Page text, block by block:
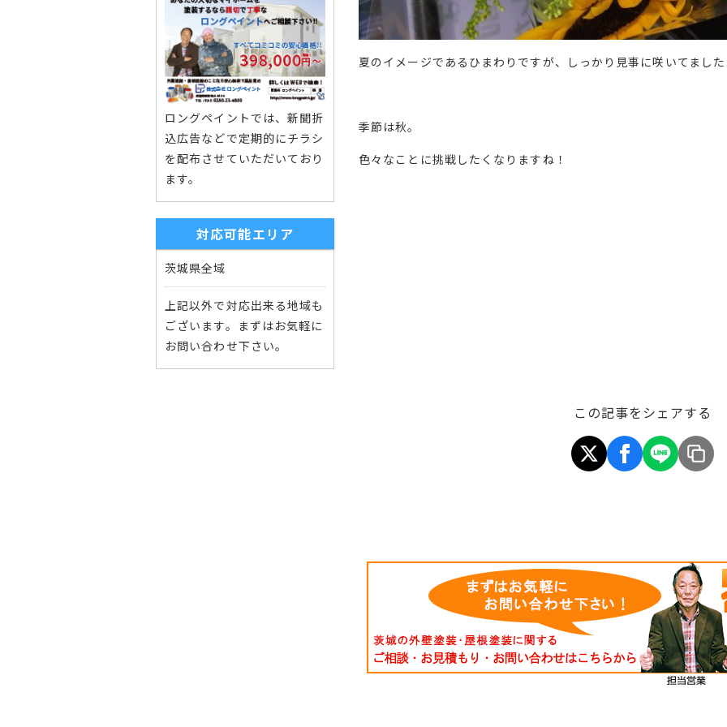
夏のイメージであるひまわりですが、しっかり見事に咲いてまし
季節は秋。
色々なことに挑戦したくなりますね！
この記事をシェアする
ロングペイントでは、新聞折
込広告などで定期的にチラシ
を配布させていただいており
ます。
対応可能エリア
茨城県全域
上記以外で対応出来る地域も
ございます。まずはお気軽に
お問い合わせ下さい。